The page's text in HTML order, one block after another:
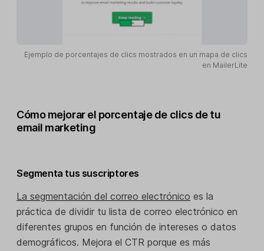
Ejemplo de porcentajes de clics mostrados en un mapa de clics
en MailerLite
Cómo mejorar el porcentaje de clics de tu
email marketing
Segmenta tus suscriptores
La segmentación del correo electrónico es la
práctica de dividir tu lista de correo electrónico en
diferentes grupos en función de intereses o datos
demográficos. Mejora el CTR porque es más